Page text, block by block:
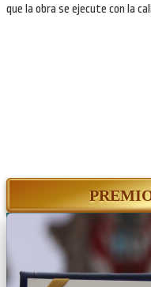
que la obra se ejecute con la